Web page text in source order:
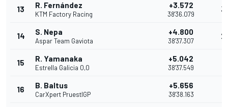
13 R. Fernández
KTM Factory Racing
+3.572
38'36.079
3
14 S. Nepa
Aspar Team Gaviota
+4.800
38'37.307
2
15 R. Yamanaka
Estrella Galicia 0,0
+5.042
38'37.549
16 B. Baltus
CarXpert PruestlGP
+5.656
38'38.163